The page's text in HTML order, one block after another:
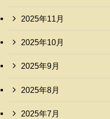
2025年11月
2025年10月
2025年9月
2025年8月
2025年7月